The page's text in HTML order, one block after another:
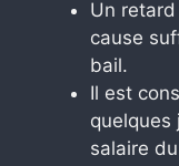
Un
cause
bail.
Il est
quelques
salaire